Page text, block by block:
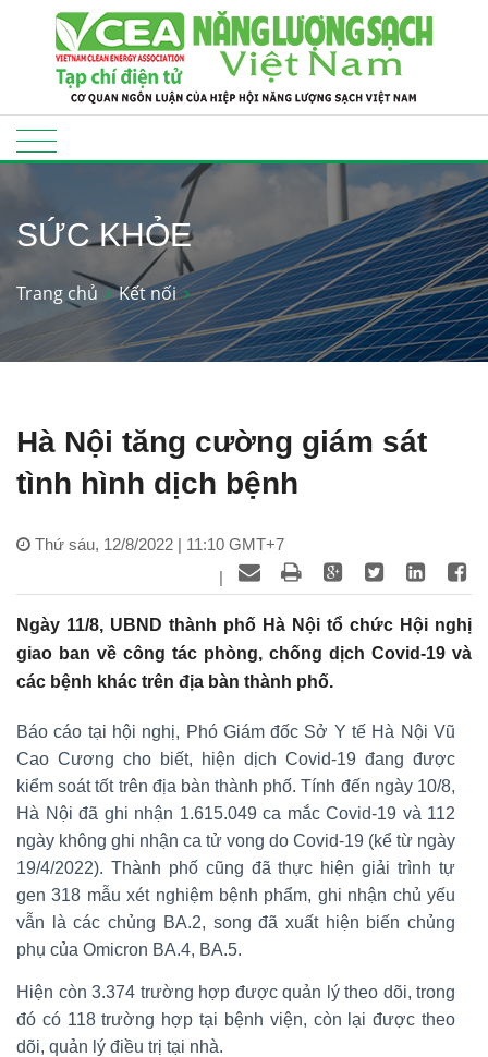
SỨC KHỎE
Trang chủ Kết nối
Hà Nội tăng cường giám sát
tình hình dịch bệnh
Thứ sáu, 12/8/2022 | 11:10 GMT+7
|
Ngày 11/8, UBND thành phố Hà Nội tổ chức Hội nghị
giao ban về công tác phòng, chống dịch Covid-19 và
các bệnh khác trên địa bàn thành phố.
Báo cáo tại hội nghị, Phó Giám đốc Sở Y tế Hà Nội Vũ
Cao Cương cho biết, hiện dịch Covid-19 đang được
kiểm soát tốt trên địa bàn thành phố. Tính đến ngày 10/8,
Hà Nội đã ghi nhận 1.615.049 ca mắc Covid-19 và 112
ngày không ghi nhận ca tử vong do Covid-19 (kể từ ngày
19/4/2022). Thành phố cũng đã thực hiện giải trình tự
gen 318 mẫu xét nghiệm bệnh phẩm, ghi nhận chủ yếu
vẫn là các chủng BA.2, song đã xuất hiện biến chủng
phụ của Omicron BA.4, BA.5.
Hiện còn 3.374 trường hợp được quản lý theo dõi, trong
đó có 118 trường hợp tại bệnh viện, còn lại được theo
dõi, quản lý điều trị tại nhà.